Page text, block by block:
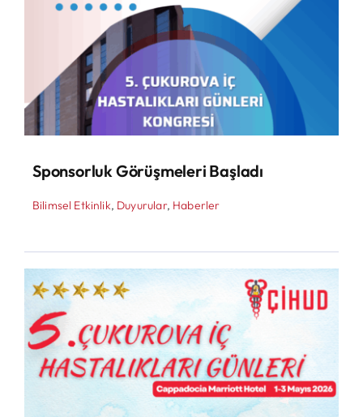
Sponsorluk Görüşmeleri Başladı
Bilimsel Etkinlik, Duyurular, Haberler